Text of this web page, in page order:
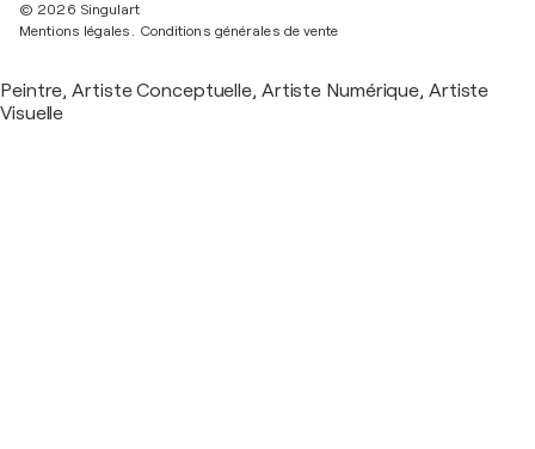
© 2026 Singulart
Mentions légales. Conditions générales de vente
Peintre, Artiste Conceptuelle, Artiste Numérique, Artiste
Visuelle